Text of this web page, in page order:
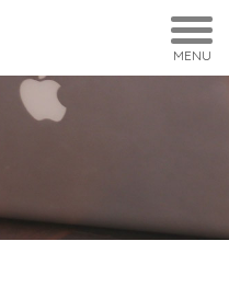
MENU